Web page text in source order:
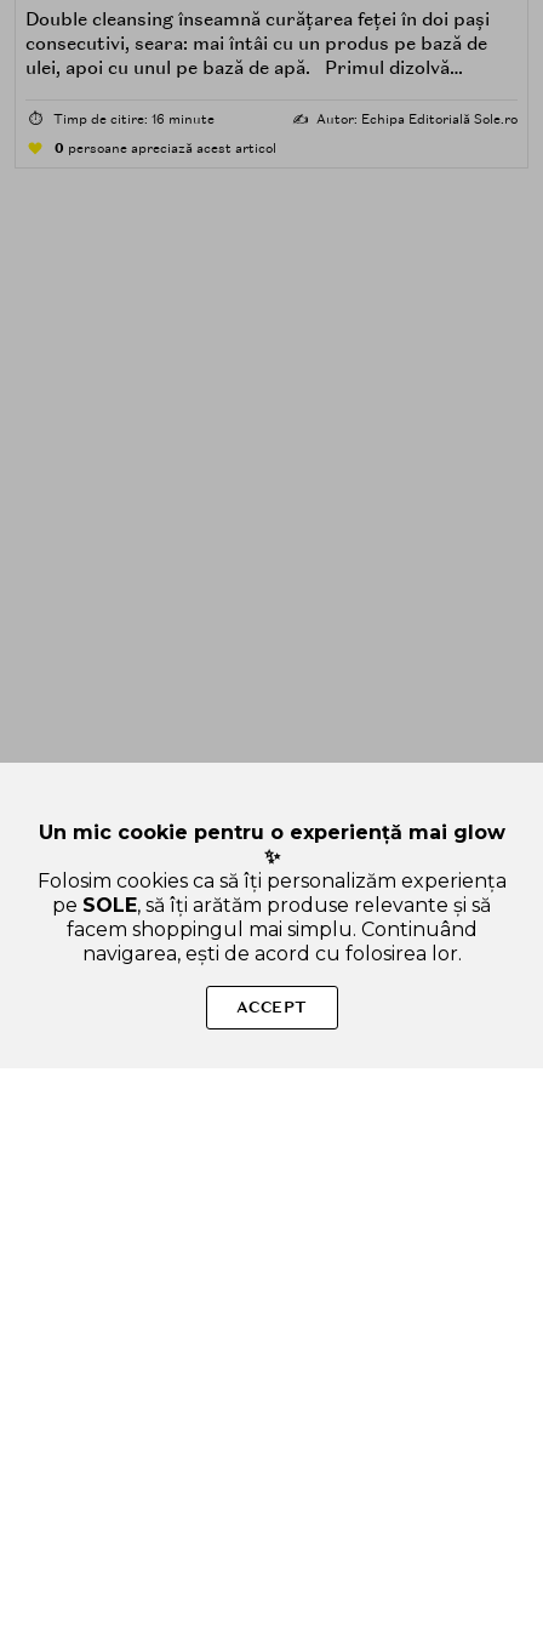
Double cleansing înseamnă curățarea feței în doi pași
consecutivi, seara: mai întâi cu un produs pe bază de
ulei, apoi cu unul pe bază de apă. Primul dizolvă
poluare. Al doilea îndepărtează impuritățile solubile în
⏱️ Timp de citire: 16 minute ✍️ Autor: Echipa Editorială Sole.ro
0 persoane apreciază acest articol
STAFFORD Illuminate & Shine Smoothing Shampoo - sampon
formulat cu Pro Vitamina B5 si ulei de Marula, care contribuie
Un mic cookie pentru o experiență mai glow
✨
Folosim cookies ca să îți personalizăm experiența
pe SOLE, să îți arătăm produse relevante și să
facem shoppingul mai simplu. Continuând
navigarea, ești de acord cu folosirea lor.
ACCEPT